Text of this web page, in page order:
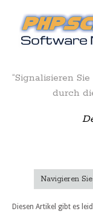
“Signalisieren
durch
Diesen Artikel gibt es